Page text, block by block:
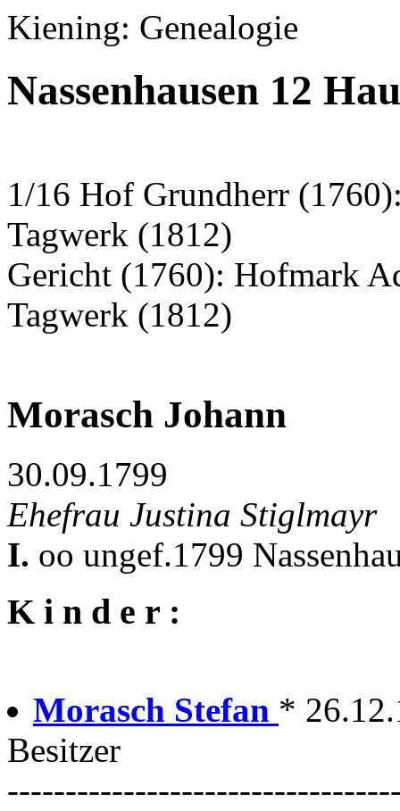
Kiening: Genealogie
Nassenhausen 12
1/16 Hof Grundherr
Tagwerk (1812)
Gericht (1760): Hofmark
Tagwerk (1812)
Morasch Johann
30.09.1799
Ehefrau Justina Stiglmayr
I. oo ungef.1799
K i n d e r :
Morasch Stefan *
Besitzer